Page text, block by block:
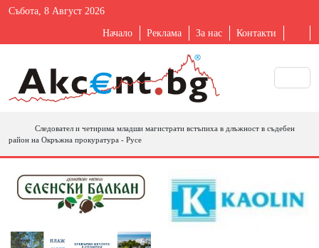
Събота, 8 Август 2026
Начало Реклама За нас Контакти
Следовател и четирима младши магистрати встъпиха в длъжност в съдебен
район на Окръжна прокуратура - Русе